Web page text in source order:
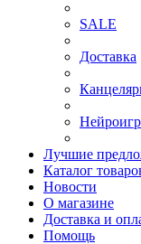
SALE
Доставка
Лучшие
Каталог
Новости
О магазине
Доставка и
Помощь